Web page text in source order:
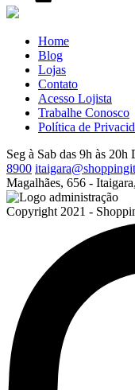
Home
Blog
Lojas
Contato
Acesso Lojista
Trabalhe Conosco
Política de
Seg à Sab das 9h às 20h
8900
Magalhães, 656 -
Copyright 2021 -